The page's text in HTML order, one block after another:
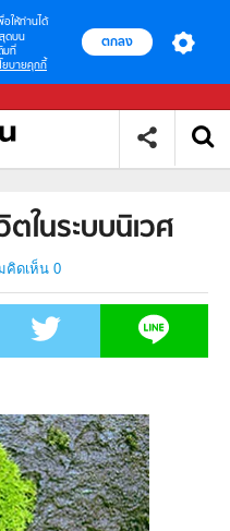
อให้ท่านได้
ดบน
มที่
ยบายคุกกี้
ตกลง
ในระบบนิเวศ
คิดเห็น 0